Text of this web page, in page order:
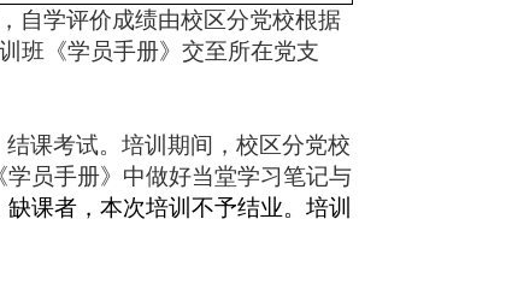
自学评价成绩由校区分党校根据
班《学员手册》交至所在党支
课考试。培训期间，校区分党校
员手册》中做好当堂学习笔记与
课者，本次培训不予结业。培训